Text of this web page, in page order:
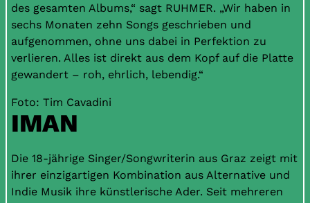
des gesamten Albums,“ sagt RUHMER. „Wir haben in
sechs Monaten zehn Songs geschrieben und
aufgenommen, ohne uns dabei in Perfektion zu
verlieren. Alles ist direkt aus dem Kopf auf die Platte
gewandert – roh, ehrlich, lebendig.“
Foto: Tim Cavadini
IMAN
Die 18-jährige Singer/Songwriterin aus Graz zeigt mit
ihrer einzigartigen Kombination aus Alternative und
Indie Musik ihre künstlerische Ader. Seit mehreren